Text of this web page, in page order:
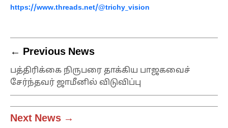
https://www.threads.net/@trichy_vision
← Previous News
பத்திரிக்கை நிருபரை தாக்கிய பாஜகவைச்
சேர்ந்தவர் ஜாமீனில் விடுவிப்பு
Next News →